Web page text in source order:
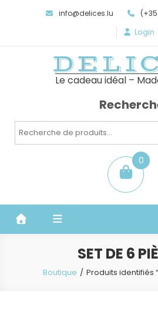
info@delices.lu
Login
Le cadeau idéal –
Recherche
0
item
SET DE 6
Boutique Produits identifiés